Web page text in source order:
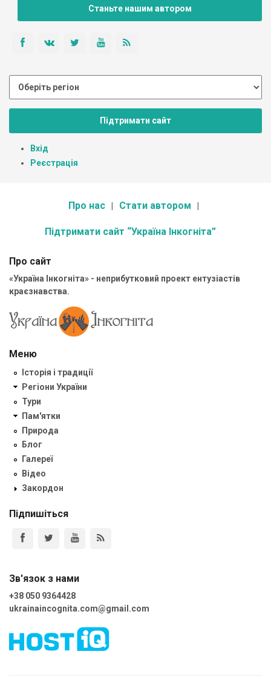
Станьте нашим автором
Підтримати сайт
Вхід
Реєстрація
Про нас Стати автором
Підтримати сайт “Україна Інкогніта”
Про сайт
«Україна Інкогніта» - неприбутковий проект ентузіастів
краєзнавства.
Меню
Історія і традиції
Регіони України
Тури
Пам'ятки
Природа
Блог
Галереї
Відео
Закордон
Підпишіться
Зв'язок з нами
+38 050 9364428
ukrainaincognita.com@gmail.com